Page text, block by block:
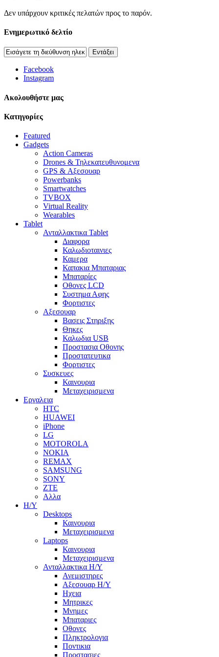
Δεν υπάρχουν κριτικές πελατών προς το παρόν.
Ενημερωτικό δελτίο
Εντάξει
Facebook
Instagram
Aκολουθήστε μας
Κατηγορίες
Featured
Gadgets
Action Cameras
Drones & Τηλεκατευθυνομενα
GPS & Αξεσουαρ
Powerbanks
Smartwatches
TVBOX
Virtual Reality
Wearables
Tablet
Ανταλλακτικα Tablet
Διαφορα
Καλωδιοταινιες
Καμερα
Καπακια Μπαταριας
Μπαταρίες
Οθονες LCD
Συστημα Αφης
Φορτιστες
Αξεσουαρ
Βασεις Στηριξης
Θηκες
Καλωδια USB
Προστασια Οθονης
Προστατευτικα
Φορτιστες
Συσκευες
Καινουρια
Μεταχειρισμενα
Εργαλεια
HTC
HUAWEI
iPhone
LG
MOTOROLA
NOKIA
REMAX
SAMSUNG
SONY
ZTE
Αλλα
Η/Υ
Desktops
Καινουρια
Μεταχειρισμενα
Laptops
Καινουρια
Μεταχειρισμενα
Ανταλλακτικα H/Y
Ανεμιστηρες
Αξεσουαρ Η/Υ
Ηχεια
Μητρικες
Μνημες
Μπαταριες
Οθονες
Πληκτρολογια
Ποντικια
Προστασιες